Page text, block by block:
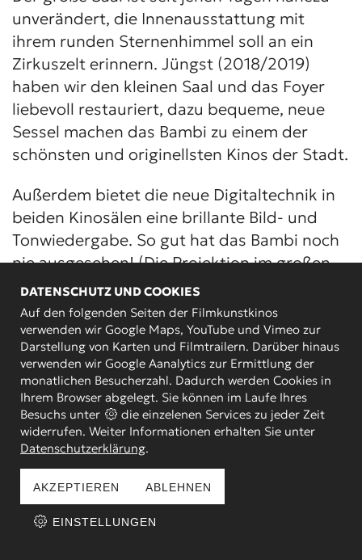
unverändert, die Innenausstattung mit
ihrem runden Sternenhimmel soll an ein
Zirkuszelt erinnern. Jüngst (2018/2019)
haben wir den kleinen Saal und das Foyer
liebevoll restauriert, dazu bequeme, neue
Sessel machen das Bambi zu einem der
schönsten und originellsten Kinos der Stadt.
Außerdem bietet die neue Digitaltechnik in
beiden Kinosälen eine brillante Bild- und
Tonwiedergabe. So gut hat das Bambi noch
nie ausgesehen! (Die Projektion im großen
Saal litt immer unter dem schräg zur
Bildwand angebauten Vorführraum und die
Spiegelprojektion im kleinen Saal war auch
nicht mehr zeitgemäß!) Die Investitionen der
letzten Jahre waren zwar enorm (ca.
260.000 Euro), aber das war uns unser
(und Ihr) Bambi einfach wert!
Das Bambi gehört mit dem Atelier im Savoy,
dem Cinema und dem Metropol zu den
Kinos der Düsseldorfer Filmkunstkino
GmbH. Geschäftsführer war und die Seele
DATENSCHUTZ UND COOKIES
Auf den folgenden Seiten der Filmkunstkinos
verwenden wir Google Maps, YouTube und Vimeo zur
Darstellung von Karten und Filmtrailern. Darüber hinaus
verwenden wir Google Aanalytics zur Ermittlung der
monatlichen Besucherzahl. Dadurch werden Cookies in
Ihrem Browser abgelegt. Sie können im Laufe Ihres
Besuchs unter
die einzelenen Services zu jeder Zeit
widerrufen. Weiter Informationen erhalten Sie unter
Datenschutzerklärung.
AKZEPTIEREN ABLEHNEN
EINSTELLUNGEN